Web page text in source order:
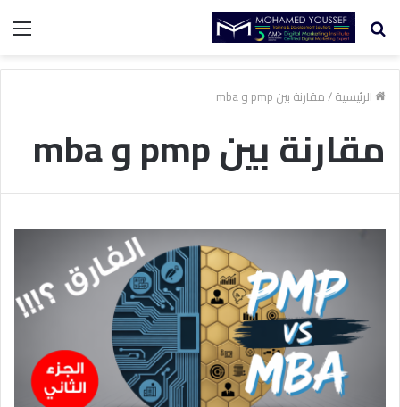
بحث
الرئيسية/مقارنة بين pmp و mba
مقارنة بين pmp و mba